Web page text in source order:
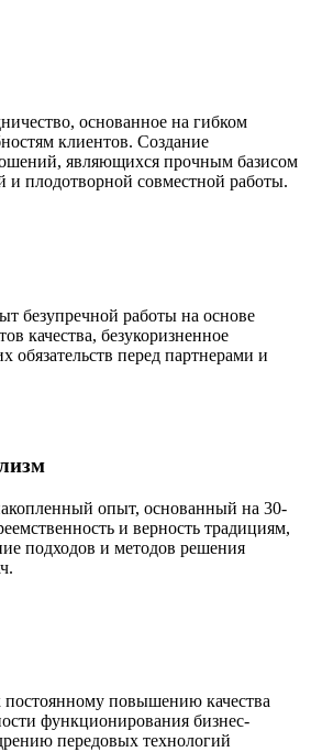
основанное на гибком
клиентов. Создание
являющихся прочным базисом
и плодотворной совместной работы.
безупречной работы на основе
качества, безукоризненное
обязательств перед партнерами и
опыт, основанный на 30-
и верность традициям,
подходов и методов решения
постоянному повышению качества
функционирования бизнес-
передовых технологий